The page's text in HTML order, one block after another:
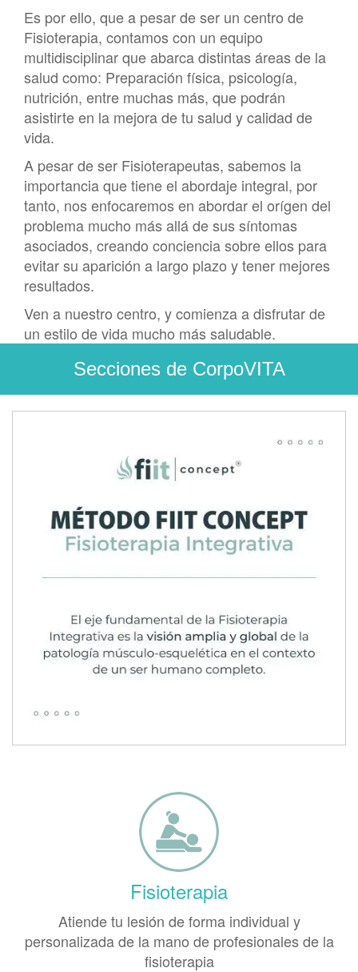
Es por ello, que a pesar de ser un centro de
Fisioterapia, contamos con un equipo
multidisciplinar que abarca distintas áreas de la
salud como: Preparación física, psicología,
nutrición, entre muchas más, que podrán
asistirte en la mejora de tu salud y calidad de
vida.
A pesar de ser Fisioterapeutas, sabemos la
importancia que tiene el abordaje integral, por
tanto, nos enfocaremos en abordar el orígen del
problema mucho más allá de sus síntomas
asociados, creando conciencia sobre ellos para
evitar su aparición a largo plazo y tener mejores
resultados.
Ven a nuestro centro, y comienza a disfrutar de
un estilo de vida mucho más saludable.
Secciones de CorpoVITA
Fisioterapia
Atiende tu lesión de forma individual y
personalizada de la mano de profesionales de la
fisioterapia